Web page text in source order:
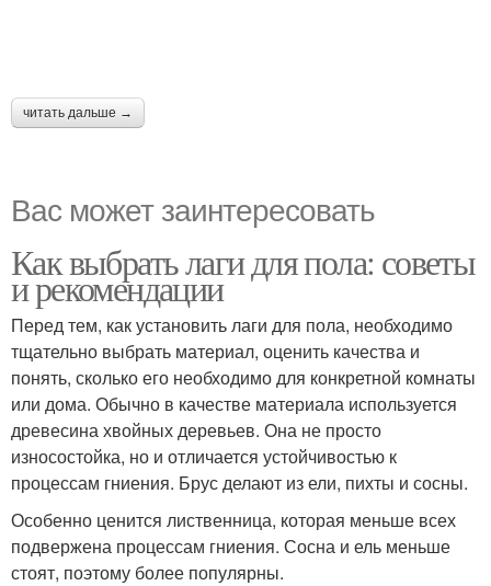
читать дальше →
Вас может заинтересовать
Как выбрать лаги для пола: советы
и рекомендации
Перед тем, как установить лаги для пола, необходимо
тщательно выбрать материал, оценить качества и
понять, сколько его необходимо для конкретной комнаты
или дома. Обычно в качестве материала используется
древесина хвойных деревьев. Она не просто
износостойка, но и отличается устойчивостью к
процессам гниения. Брус делают из ели, пихты и сосны.
Особенно ценится лиственница, которая меньше всех
подвержена процессам гниения. Сосна и ель меньше
стоят, поэтому более популярны.